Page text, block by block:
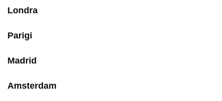
Londra
Parigi
Madrid
Amsterdam